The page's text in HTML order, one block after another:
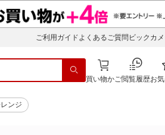
ご利用ガイド よくあるご質問 ビックカ
買い物かご閲覧履歴お
ンジ